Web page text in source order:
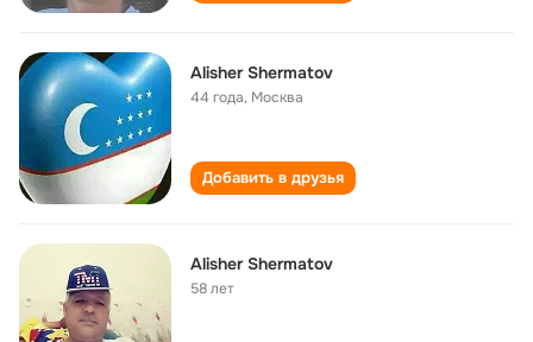
Alisher Shermatov
44 года, Москва
Добавить в друзья
Alisher Shermatov
58 лет